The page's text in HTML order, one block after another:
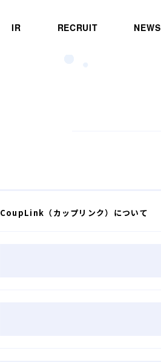
IR RECRUIT NEWS
CoupLink（カップリンク）について